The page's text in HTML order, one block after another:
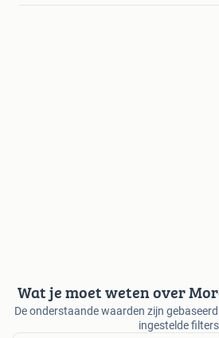
Wat je moet weten over
De onderstaande waarden zijn
ingestelde filters